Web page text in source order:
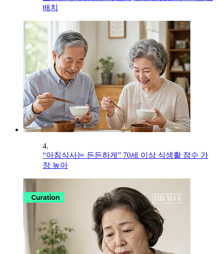
배치
4.
“아침식사는 든든하게” 70세 이상 식생활 점수 가
장 높아